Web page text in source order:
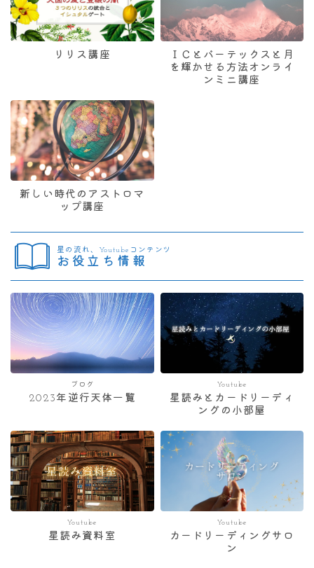
リリス講座
ＩＣとバーテックスと月
を輝かせる方法オンライ
ンミニ講座
新しい時代のアストロマ
ップ講座
星の流れ、Youtubeコンテンツ
お役立ち情報
ブログ
2023年逆行天体一覧
Youtube
星読みとカードリーディ
ングの小部屋
Youtube
星読み資料室
Youtube
カードリーディングサロ
ン